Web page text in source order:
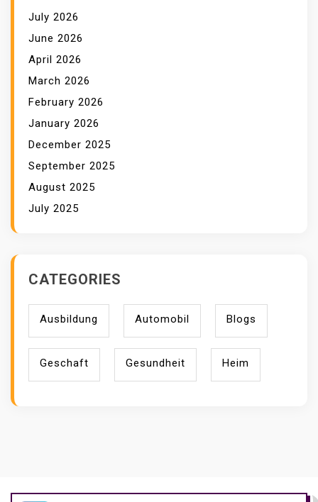
July 2026
June 2026
April 2026
March 2026
February 2026
January 2026
December 2025
September 2025
August 2025
July 2025
CATEGORIES
Ausbildung Automobil Blogs
Geschaft Gesundheit Heim